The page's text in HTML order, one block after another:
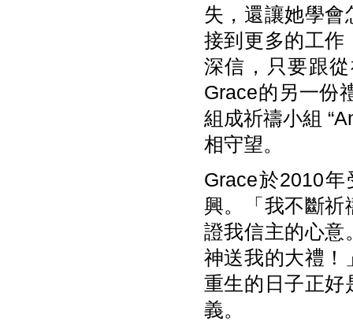
失，還讓她學會
接到更多的工作
深信，只要跟
Grace的另一份
組成祈禱小組
相守望。
Grace於2010
興。「我不斷祈
證我信主的心意
神送我的大禮！
重生的日子正好
義。